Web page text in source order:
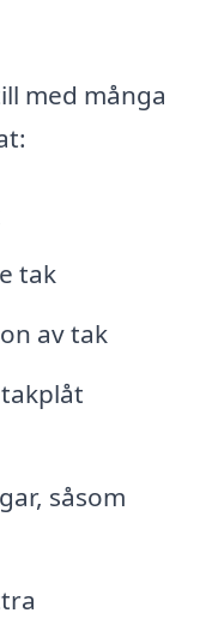
med många
tak
av tak
såsom